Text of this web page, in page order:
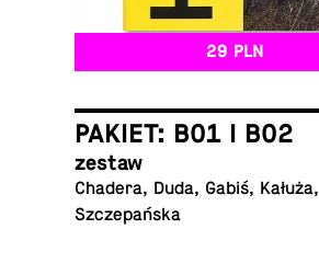
29 PLN
PAKIET: B01 I B02
zestaw
Chadera, Duda, Gabiś, Kałuża,
Szczepańska